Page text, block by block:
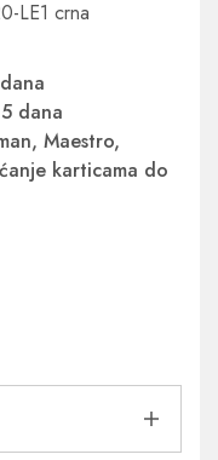
LE1 crna
dana
Maestro,
karticama do